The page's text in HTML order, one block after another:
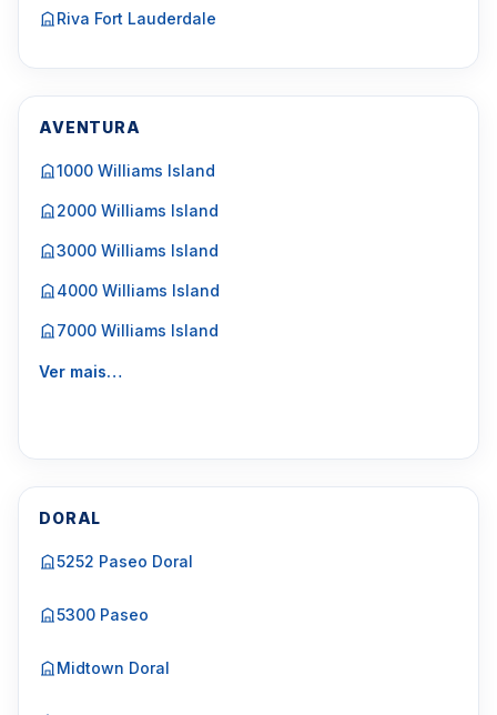
Riva Fort Lauderdale
AVENTURA
1000 Williams Island
2000 Williams Island
3000 Williams Island
4000 Williams Island
7000 Williams Island
Ver mais…
DORAL
5252 Paseo Doral
5300 Paseo
Midtown Doral